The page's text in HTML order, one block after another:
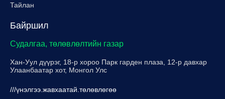
Тайлан
Байршил
Судалгаа, төлөвлөлтийн газар
Хан-Уул дүүрэг, 18-р хороо Парк гарден плаза, 12-р давхар
Улаанбаатар хот, Монгол Улс
///үнэлгээ.жавхаатай.төлөвлөгөө